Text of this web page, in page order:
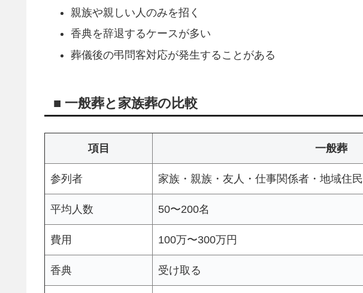
親族や親しい人のみを招く
香典を辞退するケースが多い
葬儀後の弔問客対応が発生することがある
■ 一般葬と家族葬の比較
項目 一般葬
参列者 家族・親族・友人・仕事関係者・地域住民
平均人数 50〜200名
費用 100万〜300万円
香典 受け取る